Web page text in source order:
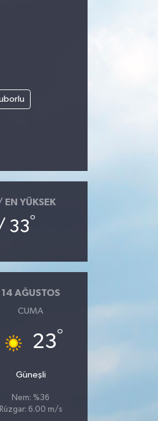
EN YÜKSEK
33°
14 AĞUSTOS
CUMA
23°
Güneşli
Nem: %36
Rüzgar: 6.00 m/s